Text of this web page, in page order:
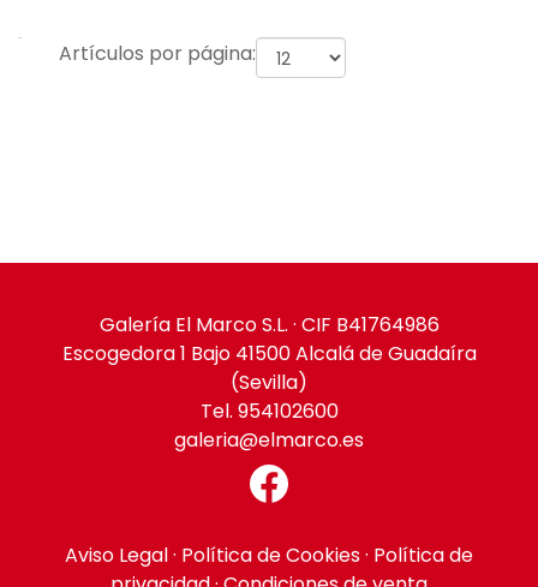
Artículos por página:
Galería El Marco S.L. · CIF B41764986
Escogedora 1 Bajo 41500 Alcalá de Guadaíra
(Sevilla)
Tel. 954102600
galeria@elmarco.es
Aviso Legal· Política de Cookies· Política de